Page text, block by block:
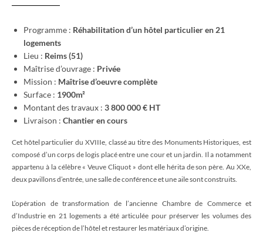
Programme : Réhabilitation d’un hôtel particulier en 21
logements
Lieu : Reims (51)
Maîtrise d’ouvrage : Privée
Mission : Maîtrise d’oeuvre complète
Surface : 1900m²
Montant des travaux : 3 800 000 € HT
Livraison : Chantier en cours
Cet hôtel particulier du XVIIIe, classé au titre des Monuments Historiques, est
composé d’un corps de logis placé entre une cour et un jardin. Il a notamment
appartenu à la célèbre « Veuve Cliquot » dont elle hérita de son père. Au XXe,
deux pavillons d’entrée, une salle de conférence et une aile sont construits.
L’opération de transformation de l’ancienne Chambre de Commerce et
d’Industrie en 21 logements a été articulée pour préserver les volumes des
pièces de réception de l’hôtel et restaurer les matériaux d’origine.